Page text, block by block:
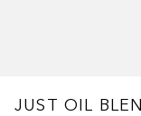
JUST OIL